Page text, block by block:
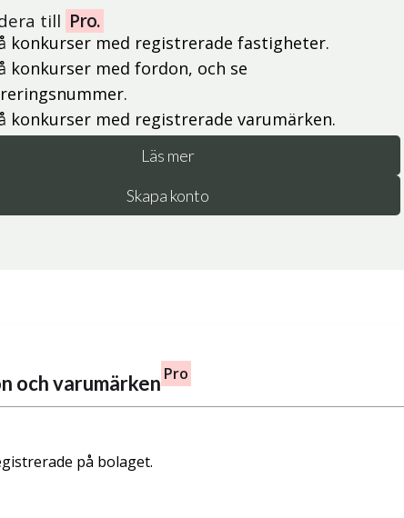
till Pro.
konkurser med registrerade fastigheter.
konkurser med fordon, och se
konkurser med registrerade varumärken.
Läs mer
Skapa konto
och varumärken Pro
på bolaget.